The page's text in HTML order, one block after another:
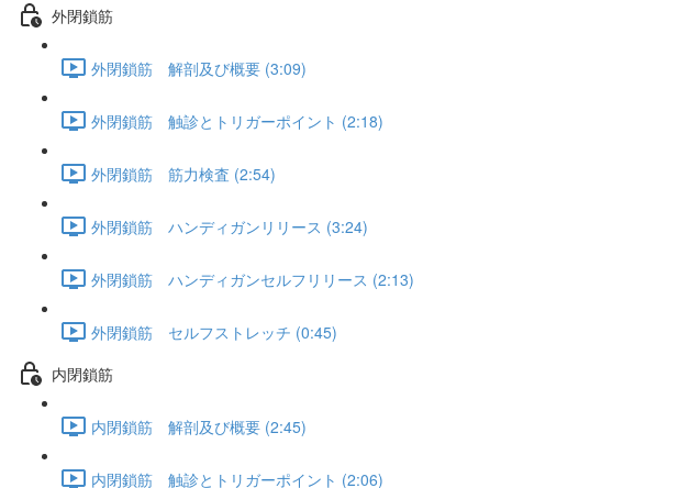
外閉鎖筋
外閉鎖筋 解剖及び概要 (3:09)
外閉鎖筋 触診とトリガーポイント (2:18)
外閉鎖筋 筋力検査 (2:54)
外閉鎖筋 ハンディガンリリース (3:24)
外閉鎖筋 ハンディガンセルフリリース (2:13)
外閉鎖筋 セルフストレッチ (0:45)
内閉鎖筋
内閉鎖筋 解剖及び概要 (2:45)
内閉鎖筋 触診とトリガーポイント (2:06)